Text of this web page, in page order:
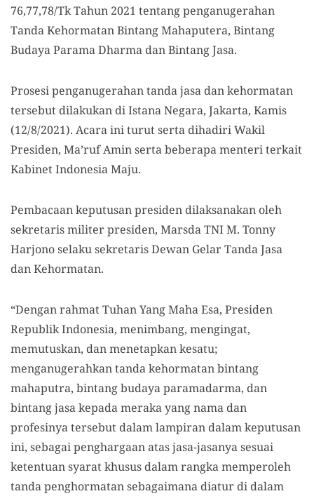
76,77,78/Tk Tahun 2021 tentang penganugerahan
Tanda Kehormatan Bintang Mahaputera, Bintang
Budaya Parama Dharma dan Bintang Jasa.
Prosesi penganugerahan tanda jasa dan kehormatan
tersebut dilakukan di Istana Negara, Jakarta, Kamis
(12/8/2021). Acara ini turut serta dihadiri Wakil
Presiden, Ma’ruf Amin serta beberapa menteri terkait
Kabinet Indonesia Maju.
Pembacaan keputusan presiden dilaksanakan oleh
sekretaris militer presiden, Marsda TNI M. Tonny
Harjono selaku sekretaris Dewan Gelar Tanda Jasa
dan Kehormatan.
“Dengan rahmat Tuhan Yang Maha Esa, Presiden
Republik Indonesia, menimbang, mengingat,
memutuskan, dan menetapkan kesatu;
menganugerahkan tanda kehormatan bintang
mahaputra, bintang budaya paramadarma, dan
bintang jasa kepada meraka yang nama dan
profesinya tersebut dalam lampiran dalam keputusan
ini, sebagai penghargaan atas jasa-jasanya sesuai
ketentuan syarat khusus dalam rangka memperoleh
tanda penghormatan sebagaimana diatur di dalam